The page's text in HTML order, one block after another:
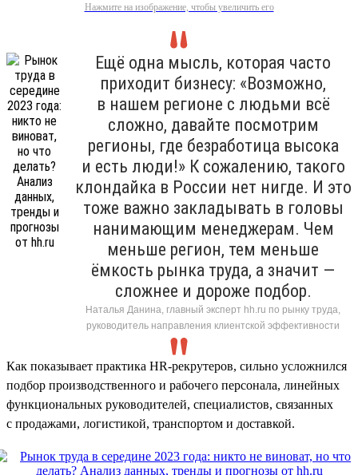
Нажмите на изображение, чтобы увеличить его
Ещё одна мысль, которая часто
приходит бизнесу: «Возможно,
в нашем регионе с людьми всё
сложно, давайте посмотрим
регионы, где безработица высока
и есть люди!» К сожалению, такого
клондайка в России нет нигде. И это
тоже важно закладывать в головы
нанимающим менеджерам. Чем
меньше регион, тем меньше
ёмкость рынка труда, а значит —
сложнее и дороже подбор.
Наталья Данина, главный эксперт hh.ru по рынку труда,
руководитель направления клиентской эффективности
Как показывает практика HR-рекрутеров, сильно усложнился
подбор производственного и рабочего персонала, линейных
функциональных руководителей, специалистов, связанных
с продажами, логистикой, транспортом и доставкой.